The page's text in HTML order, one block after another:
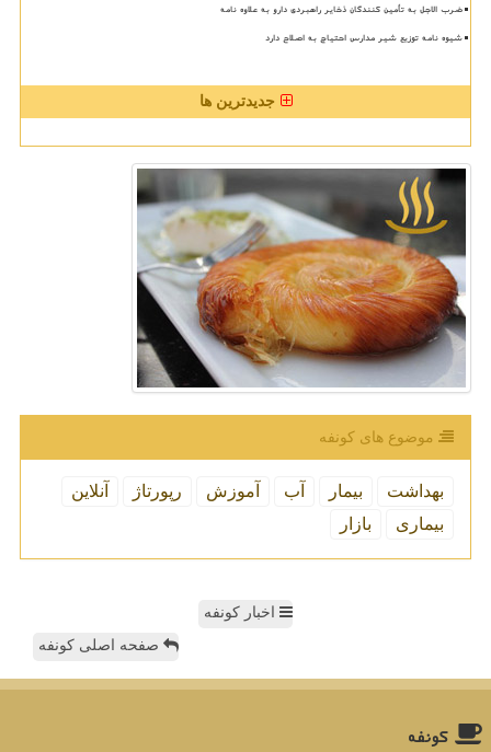
ضرب الاجل به تأمین کنندگان ذخایر راهبردی دارو به علاوه نامه
شیوه نامه توزیع شیر مدارس احتیاج به اصلاح دارد
جدیدترین ها
موضوع های كونفه
بهداشت بیمار آب آموزش رپورتاژ
آنلاین
بیماری
بازار
اخبار کونفه
صفحه اصلی کونفه
كونفه